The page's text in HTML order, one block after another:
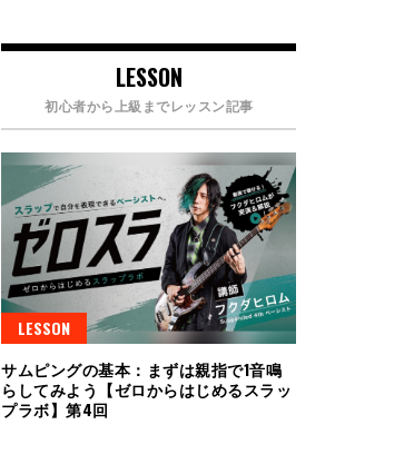
LESSON
初心者から上級までレッスン記事
LESSON
サムピングの基本：まずは親指で1音鳴
らしてみよう【ゼロからはじめるスラッ
プラボ】第4回